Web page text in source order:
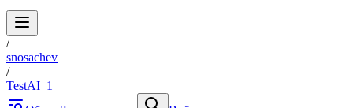
/
snosachev
/
TestAI_1